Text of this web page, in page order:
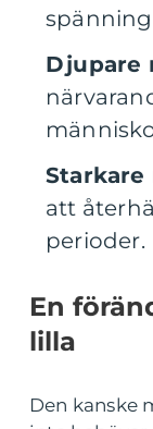
Djupare
att
perioder.
En
lilla
Den kanske